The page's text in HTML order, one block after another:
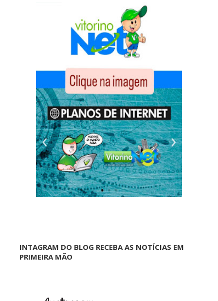
INTAGRAM DO BLOG RECEBA AS NOTÍCIAS EM
PRIMEIRA MÃO